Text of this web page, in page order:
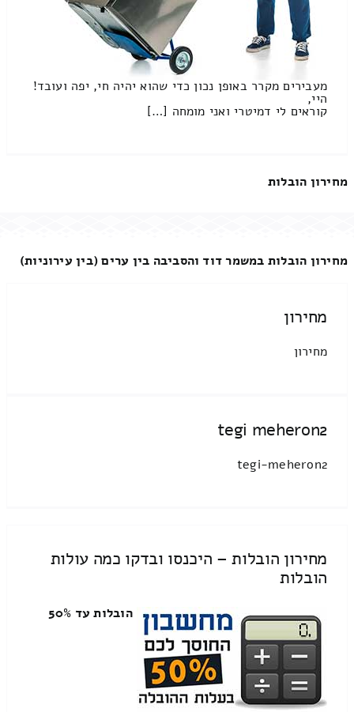
מעבירים מקרר באופן נכון כדי שהוא יהיה חי, יפה ועובד!
היי,
קוראים לי דמיטרי ואני מומחה […]
מחירון הובלות
מחירון הובלות במשמר דוד והסביבה בין ערים (בין עירוניות)
מחירון
מחירון
tegi meheron2
tegi-meheron2
מחירון הובלות – היכנסו ובדקו כמה עולות
הובלות
הובלות עד 50%